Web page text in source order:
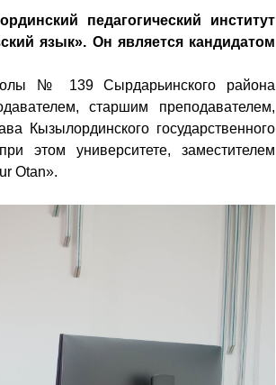
педагогический институт
язык». Он является кандидатом
№ 139 Сырдарьинского района
старшим преподавателем,
Кызылординского государственного
этом университете, заместителем
Otan».